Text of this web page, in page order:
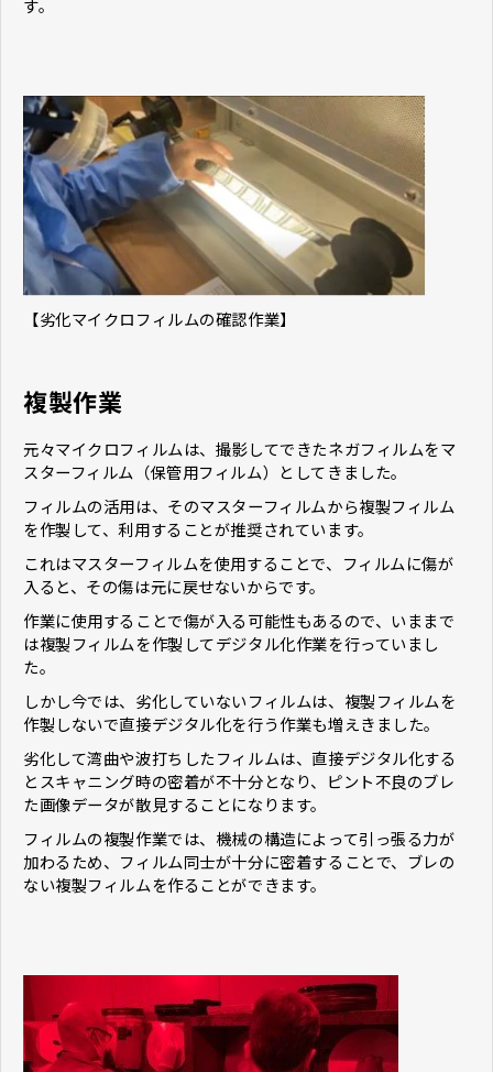
す。
【劣化マイクロフィルムの確認作業】
複製作業
元々マイクロフィルムは、撮影してできたネガフィルムをマ
スターフィルム（保管用フィルム）としてきました。
フィルムの活用は、そのマスターフィルムから複製フィルム
を作製して、利用することが推奨されています。
これはマスターフィルムを使用することで、フィルムに傷が
入ると、その傷は元に戻せないからです。
作業に使用することで傷が入る可能性もあるので、いままで
は複製フィルムを作製してデジタル化作業を行っていまし
た。
しかし今では、劣化していないフィルムは、複製フィルムを
作製しないで直接デジタル化を行う作業も増えきました。
劣化して湾曲や波打ちしたフィルムは、直接デジタル化する
とスキャニング時の密着が不十分となり、ピント不良のブレ
た画像データが散見することになります。
フィルムの複製作業では、機械の構造によって引っ張る力が
加わるため、フィルム同士が十分に密着することで、ブレの
ない複製フィルムを作ることができます。